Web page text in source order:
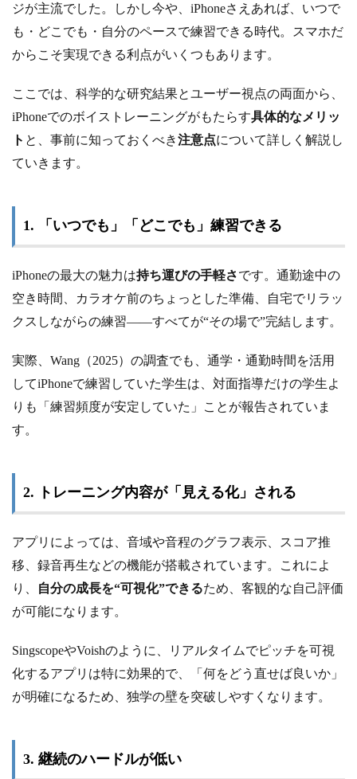
ジが主流でした。しかし今や、iPhoneさえあれば、いつで
も・どこでも・自分のペースで練習できる時代。スマホだ
からこそ実現できる利点がいくつもあります。
ここでは、科学的な研究結果とユーザー視点の両面から、
iPhoneでのボイストレーニングがもたらす具体的なメリッ
ト と、事前に知っておくべき注意点について詳しく解説し
ていきます。
1. 「いつでも」「どこでも」練習できる
iPhoneの最大の魅力は持ち運びの手軽さです。通勤途中の
空き時間、カラオケ前のちょっとした準備、自宅でリラッ
クスしながらの練習——すべてが“その場で”完結します。
実際、Wang（2025）の調査でも、通学・通勤時間を活用
してiPhoneで練習していた学生は、対面指導だけの学生よ
りも「練習頻度が安定していた」ことが報告されていま
す。
2. トレーニング内容が「見える化」される
アプリによっては、音域や音程のグラフ表示、スコア推
移、録音再生などの機能が搭載されています。これによ
り、
自分の成長を“可視化”できるため、客観的な自己評価
が可能になります。
SingscopeやVoishのように、リアルタイムでピッチを可視
化するアプリは特に効果的で、「何をどう直せば良いか」
が明確になるため、独学の壁を突破しやすくなります。
3. 継続のハードルが低い